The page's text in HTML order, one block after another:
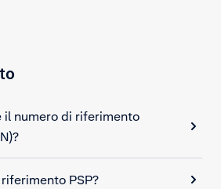
il numero di riferimento
PSP?